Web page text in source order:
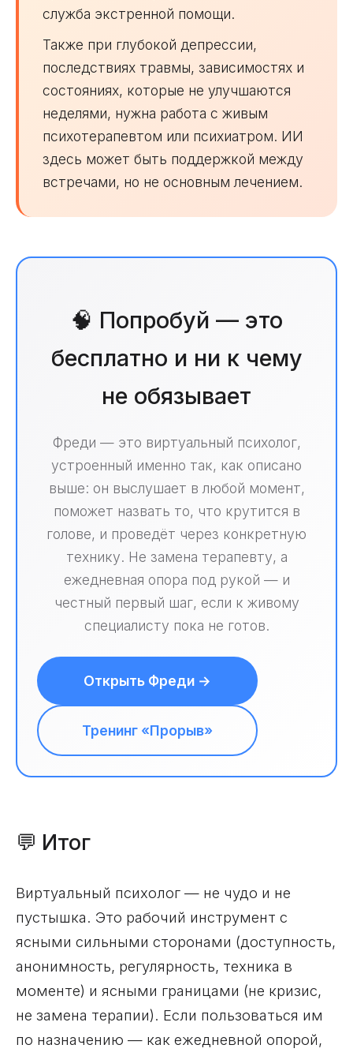
служба экстренной помощи.
Также при глубокой депрессии,
последствиях травмы, зависимостях и
состояниях, которые не улучшаются
неделями, нужна работа с живым
психотерапевтом или психиатром. ИИ
здесь может быть поддержкой между
встречами, но не основным лечением.
🧠 Попробуй — это
бесплатно и ни к чему
не обязывает
Фреди — это виртуальный психолог,
устроенный именно так, как описано
выше: он выслушает в любой момент,
поможет назвать то, что крутится в
голове, и проведёт через конкретную
технику. Не замена терапевту, а
ежедневная опора под рукой — и
честный первый шаг, если к живому
специалисту пока не готов.
Открыть Фреди →
Тренинг «Прорыв»
💬 Итог
Виртуальный психолог — не чудо и не
пустышка. Это рабочий инструмент с
ясными сильными сторонами (доступность,
анонимность, регулярность, техника в
моменте) и ясными границами (не кризис,
не замена терапии). Если пользоваться им
по назначению — как ежедневной опорой,